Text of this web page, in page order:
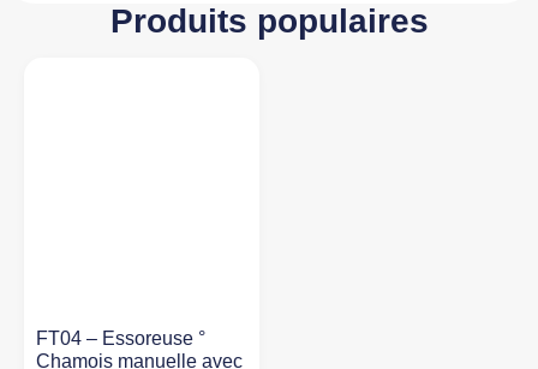
Produits populaires
FT04 – Essoreuse °
Chamois manuelle avec